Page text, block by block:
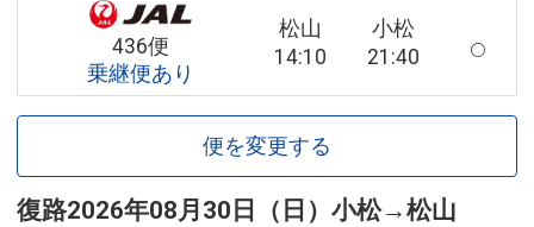
436便
乗継便あり
松山
14:10
小松
21:40
便を変更する
復路2026年08月30日（日） 小松→松山